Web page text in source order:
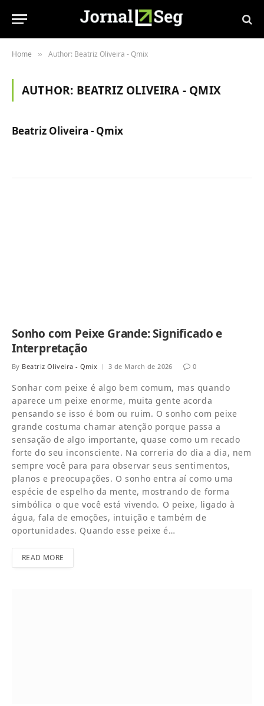
Home » Author: Beatriz Oliveira - Qmix
AUTHOR: BEATRIZ OLIVEIRA - QMIX
Beatriz Oliveira - Qmix
Sonho com Peixe Grande: Significado e
Interpretação
By Beatriz Oliveira - Qmix 3 de March de 2026 0
Sonhar com peixe é algo bem comum, mas quando
aparece um peixe enorme, muita gente acorda
pensando se isso é bom ou ruim. O sonho com peixe
grande costuma chamar atenção porque passa a
sensação de algo importante, quase como um recado
forte do seu inconsciente. Na correria do dia a dia, nem
sempre você para para observar seus sentimentos,
planos e preocupações. O sonho entra aí como uma
espécie de espelho da mente, mostrando de forma
simbólica o que você está vivendo. O peixe, ligado à
água, fala de emoções, intuição e também de
oportunidades. Quando esse peixe é…
READ MORE